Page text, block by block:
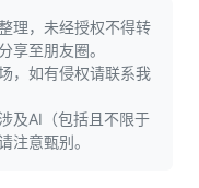
理，未经授权不得转
享至朋友圈。
，如有侵权请联系我
及AI（包括且不限于
注意甄别。